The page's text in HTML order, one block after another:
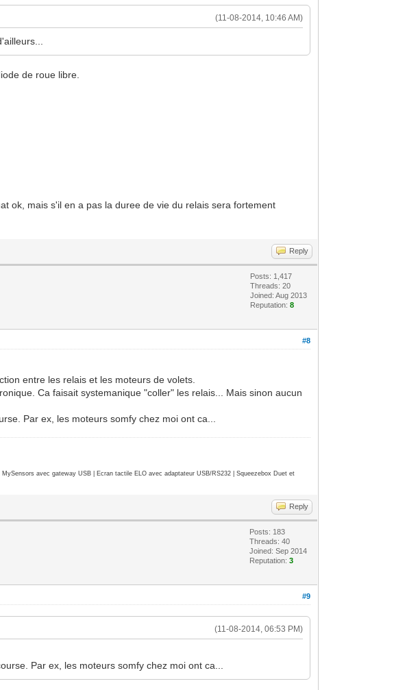
(11-08-2014, 10:46 AM)
de roue libre.
ok, mais s'il en a pas la duree de vie du relais sera fortement
Reply
Posts: 1,417
Threads: 20
Joined: Aug 2013
Reputation:8
#8
entre les relais et les moteurs de volets.
Ca faisait systemanique "coller" les relais... Mais sinon aucun
Par ex, les moteurs somfy chez moi ont ca...
avec gateway USB | Ecran tactile ELO avec adaptateur USB/RS232 | Squeezebox Duet et
Reply
Posts: 183
Threads: 40
Joined: Sep 2014
Reputation:3
#9
(11-08-2014, 06:53 PM)
Par ex, les moteurs somfy chez moi ont ca...